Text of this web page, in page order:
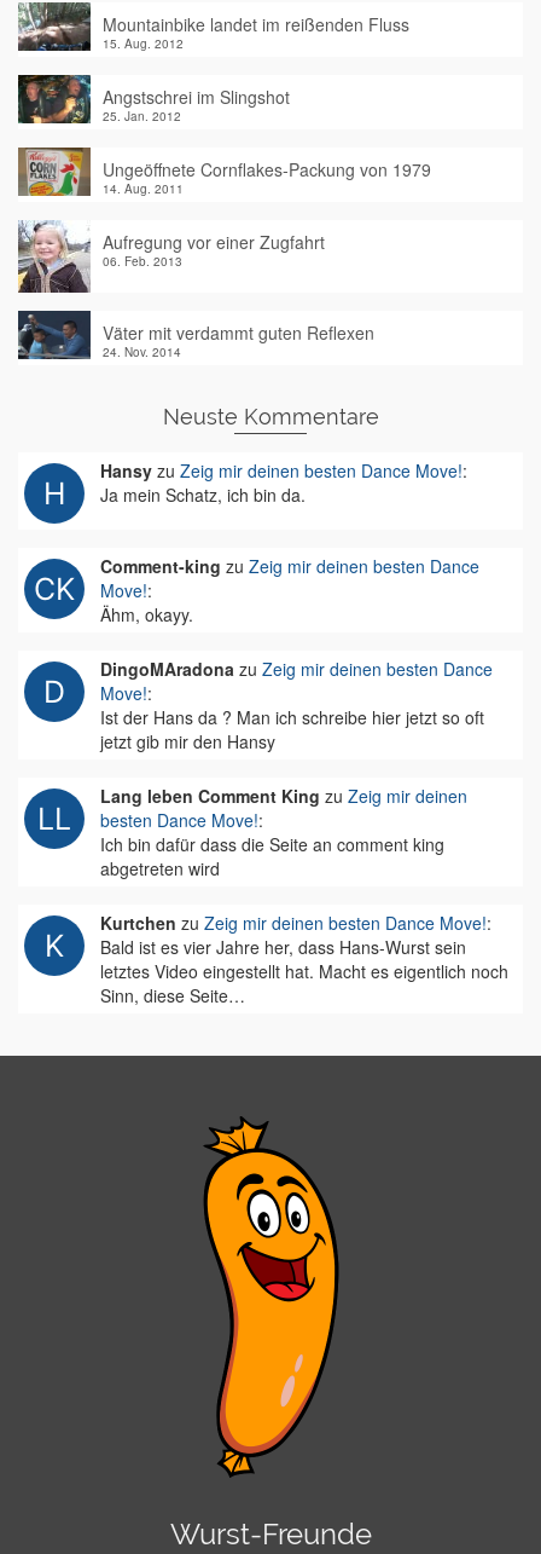
Mountainbike landet im reißenden Fluss
15. Aug. 2012
Angstschrei im Slingshot
25. Jan. 2012
Ungeöffnete Cornflakes-Packung von 1979
14. Aug. 2011
Aufregung vor einer Zugfahrt
06. Feb. 2013
Väter mit verdammt guten Reflexen
24. Nov. 2014
Neuste Kommentare
Hansy zu Zeig mir deinen besten Dance Move!:
Ja mein Schatz, ich bin da.
Comment-king zu Zeig mir deinen besten Dance
Move!:
Ähm, okayy.
DingoMAradona zu Zeig mir deinen besten Dance
Move!:
Ist der Hans da ? Man ich schreibe hier jetzt so oft
jetzt gib mir den Hansy
Lang leben Comment King zu Zeig mir deinen
besten Dance Move!:
Ich bin dafür dass die Seite an comment king
abgetreten wird
Kurtchen zu Zeig mir deinen besten Dance Move!:
Bald ist es vier Jahre her, dass Hans-Wurst sein
letztes Video eingestellt hat. Macht es eigentlich noch
Sinn, diese Seite…
Wurst-Freunde